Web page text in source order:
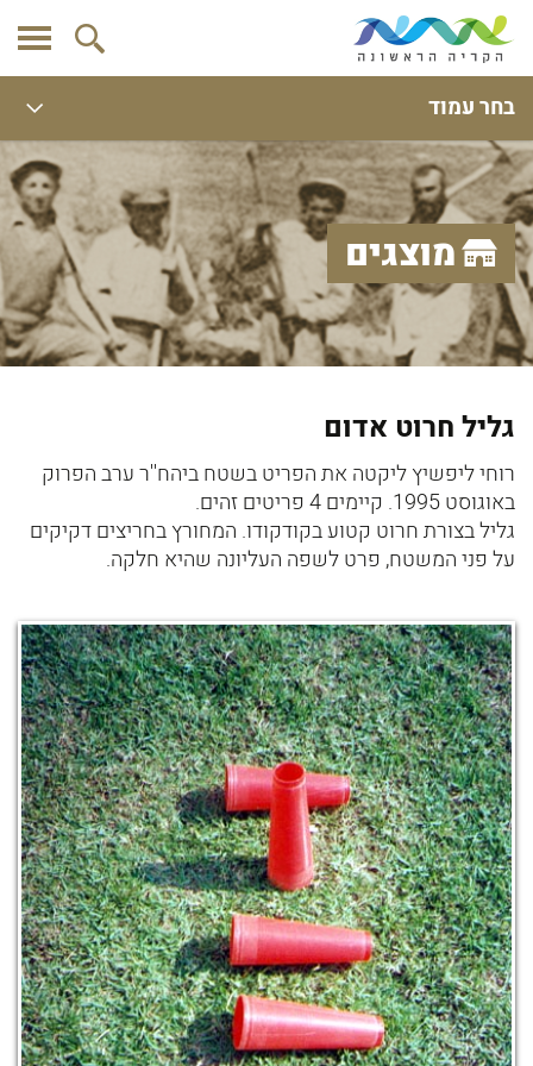
בחר עמוד
מוצגים
גליל חרוט אדום
רוחי ליפשיץ ליקטה את הפריט בשטח ביהח''ר ערב הפרוק
באוגוסט 1995. קיימים 4 פריטים זהים.
גליל בצורת חרוט קטוע בקודקודו. המחורץ בחריצים דקיקים
על פני המשטח, פרט לשפה העליונה שהיא חלקה.